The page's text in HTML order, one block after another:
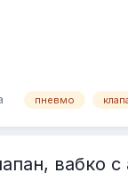
пневмо
вабко